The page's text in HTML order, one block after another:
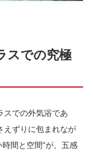
スでの究極
スでの外気浴であ
えずりに包まれなが
間と空間”が、五感